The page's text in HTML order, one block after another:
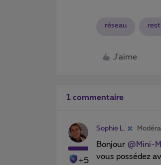
réseau
J'aime
1 commentaire
+5
Sophie L.
Bonjour @Mini-
vous possédez